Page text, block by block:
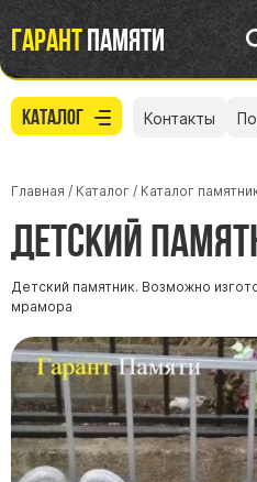
Гарантпамяти
Каталог Контакты
Главная / Каталог / Каталог
Детский
Детский памятник. Возможно
мрамора